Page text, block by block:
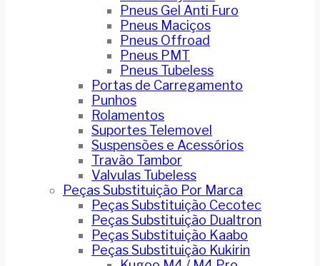
Pneus Gel Anti Furo
Pneus Maciços
Pneus Offroad
Pneus PMT
Pneus Tubeless
Portas de Carregamento
Punhos
Rolamentos
Suportes Telemovel
Suspensões e Acessórios
Travão Tambor
Valvulas Tubeless
Peças Substituição Por Marca
Peças Substituição Cecotec
Peças Substituição Dualtron
Peças Substituição Kaabo
Peças Substituição Kukirin